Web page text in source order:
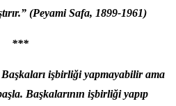
(Peyami Safa, 1899-1961)
***
işbirliği yapmayabilir ama
Başkalarının işbirliği yapıp